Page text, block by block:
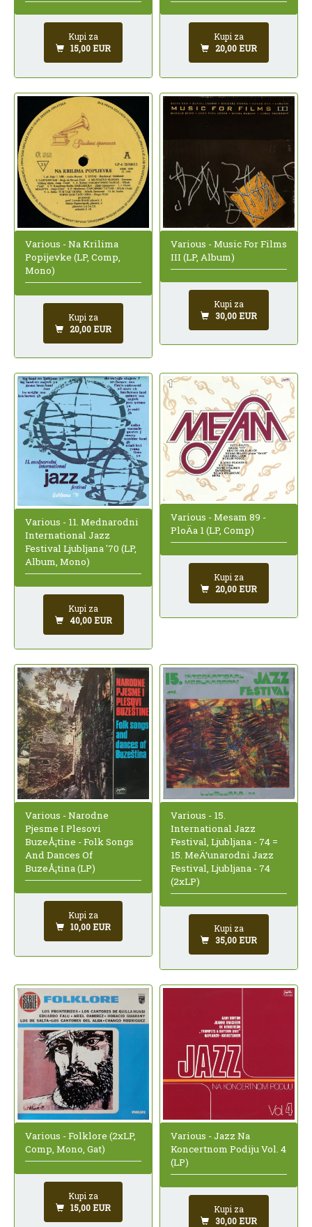
Kupi za
15,00 EUR
Kupi za
20,00 EUR
Various - Na Krilima
Popijevke (LP, Comp,
Mono)
Kupi za
20,00 EUR
Various - Music For Films
III (LP, Album)
Kupi za
30,00 EUR
Various - 11. Mednarodni
International Jazz
Festival Ljubljana '70 (LP,
Album, Mono)
Kupi za
40,00 EUR
Various - Mesam 89 -
PloÄa 1 (LP, Comp)
Kupi za
20,00 EUR
Various - Narodne
Pjesme I Plesovi
BuzeÅ¡tine - Folk Songs
And Dances Of
BuzeÅ¡tina (LP)
Kupi za
10,00 EUR
Various - 15.
International Jazz
Festival, Ljubljana - 74 =
15. MeÄ‘unarodni Jazz
Festival, Ljubljana - 74
(2xLP)
Kupi za
35,00 EUR
Various - Folklore (2xLP,
Comp, Mono, Gat)
Kupi za
15,00 EUR
Various - Jazz Na
Koncertnom Podiju Vol. 4
(LP)
Kupi za
30,00 EUR